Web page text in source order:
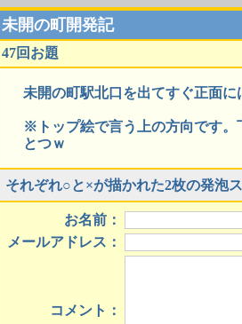
未開の町開発記
47回お題
未開の町駅北口を出てすぐ正面に
※トップ絵で言う上の方向です。
とつｗ
それぞれ○と×が描かれた2枚の発泡
お名前：
メールアドレス：
コメント：